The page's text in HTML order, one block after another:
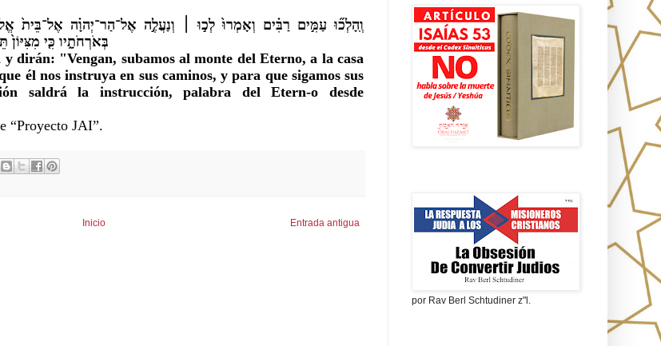
וְֽהָלְכ֞וּ עַמִּ֣ים רַבִּ֗ים וְאָמְרוּ֙ לְכ֣וּ ׀ וְנַעֲלֶ֣ה אֶל־הַר־יְהוָ֗ה אֶל־בֵּית֙
בְּאֹרְחֹתָ֑יו כִּ֤י מִצִּיּוֹן֙
dirán: "Vengan, subamos al monte del Eterno, a la casa
él nos instruya en sus caminos, y para que sigamos sus
saldrá la instrucción, palabra del Etern-o desde
“Proyecto JAI”.
Entrada antigua
Inicio
por Rav Berl Schtudiner z"l.